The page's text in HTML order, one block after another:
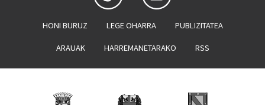
HONI BURUZ LEGE OHARRA PUBLIZITATEA
ARAUAK HARREMANETARAKO RSS